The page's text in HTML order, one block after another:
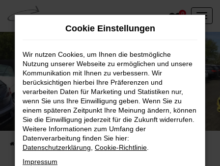
Zum
Hauptinhalt
springen
0
Unser Fahrzeugbestand vor Ort
Entdecken Sie unsere sofort verfügbaren
Fahrzeugangebote
Cookie Einstellungen
Wir nutzen Cookies, um Ihnen die bestmögliche
Nutzung unserer Webseite zu ermöglichen und unsere
Kommunikation mit Ihnen zu verbessern. Wir
berücksichtigen hierbei Ihre Präferenzen und
verarbeiten Daten für Marketing und Statistiken nur,
wenn Sie uns Ihre Einwilligung geben. Wenn Sie zu
einem späteren Zeitpunkt Ihre Meinung ändern, können
Sie die Einwilligung jederzeit für die Zukunft widerrufen.
Weitere Informationen zum Umfang der
Datenverarbeitung finden Sie hier:
Datenschutzerklärung Cookie-Richtlinie
Impressum